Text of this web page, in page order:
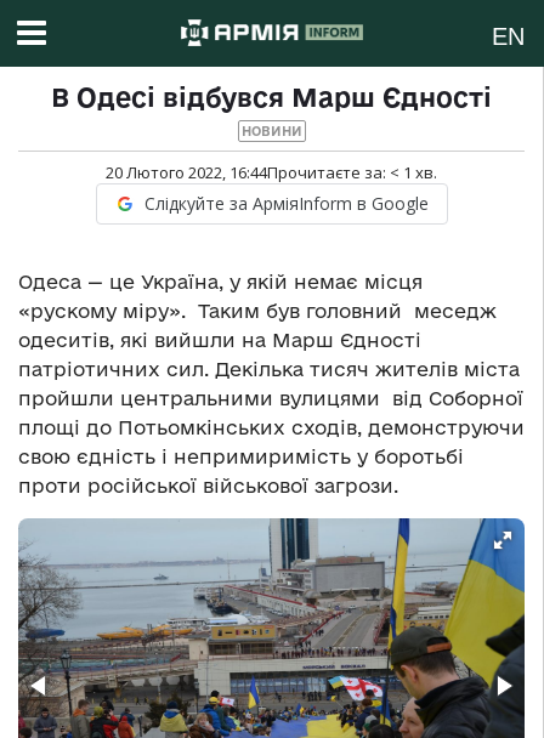
EN
В Одесі відбувся Марш Єдності
НОВИНИ
20 Лютого 2022, 16:44Прочитаєте за: < 1 хв.
Слідкуйте за АрміяInform в Google
Одеса — це Україна, у якій немає місця
«рускому міру». Таким був головний меседж
одеситів, які вийшли на Марш Єдності
патріотичних сил. Декілька тисяч жителів міста
пройшли центральними вулицями від Соборної
площі до Потьомкінських сходів, демонструючи
свою єдність і непримиримість у боротьбі
проти російської військової загрози.